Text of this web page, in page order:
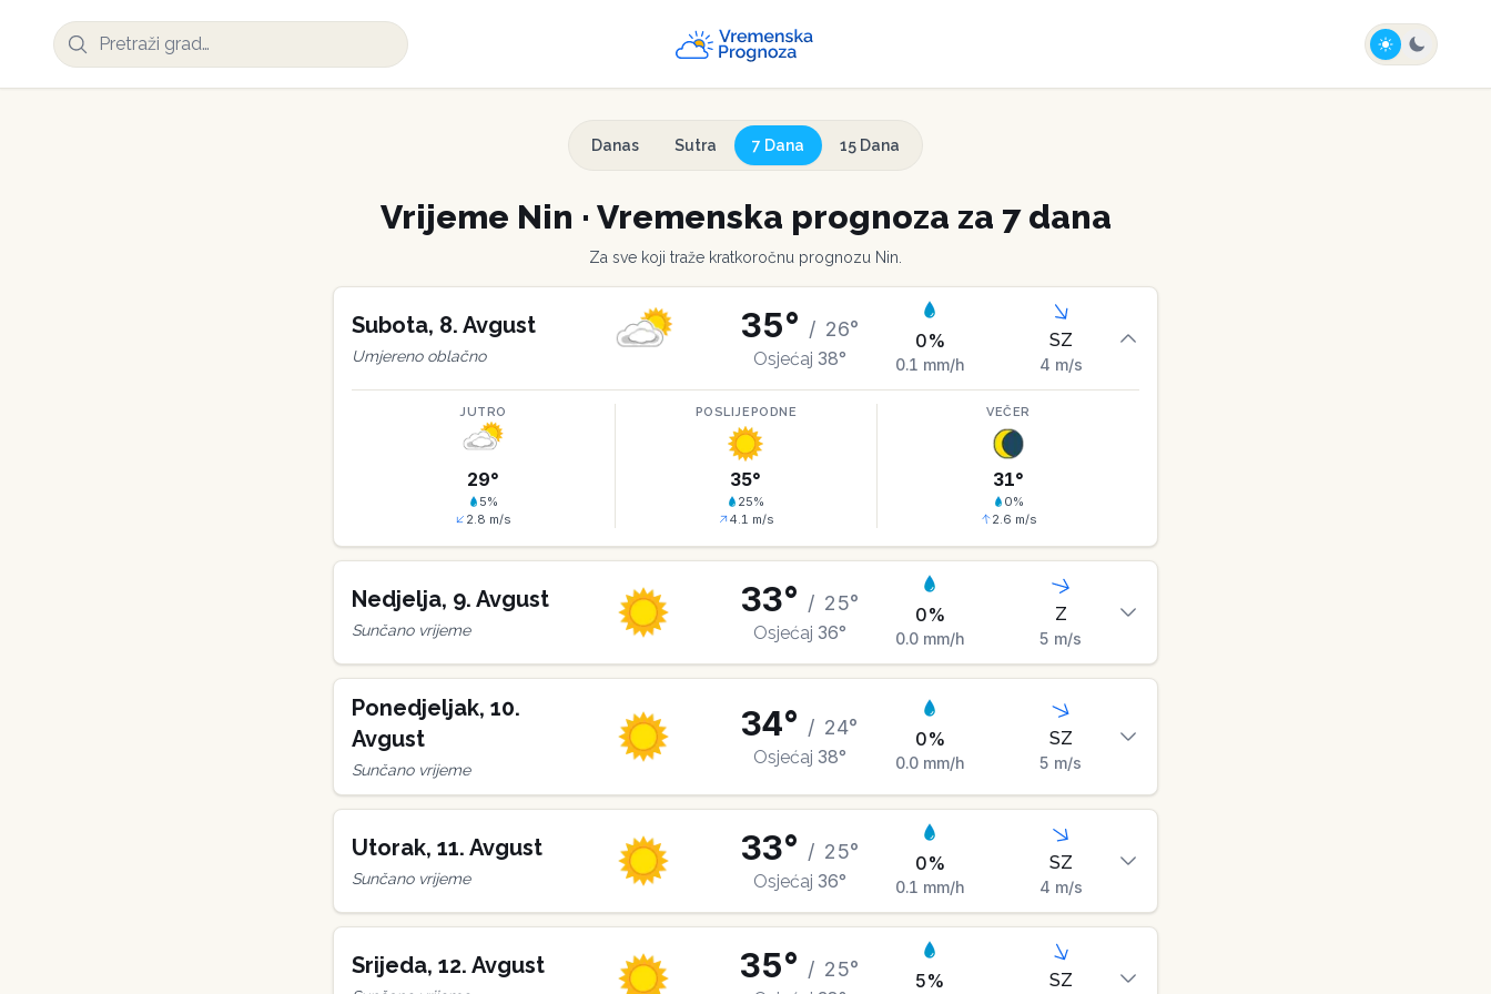
Danas Sutra 7 Dana 15 Dana
Vrijeme Nin · Vremenska prognoza za 7 dana
Za sve koji traže kratkoročnu prognozu Nin
Subota, 8. Avgust
Umjereno oblačno
35° / 26°
Osjećaj 38°
0%
0.1 mm/h
SZ
4 m/s
JUTRO
29°
5%
2.8 m/s
POSLIJEPODNE
35°
25%
4.1 m/s
VEČER
31°
0%
2.6 m/s
Nedjelja, 9. Avgust
Sunčano vrijeme
33° / 25°
Osjećaj 36°
0%
0.0mm/h
Z
5 m/s
Ponedjeljak, 10.
Avgust
Sunčano vrijeme
34° / 24°
Osjećaj 38°
0%
0.0mm/h
SZ
5 m/s
Utorak, 11. Avgust
Sunčano vrijeme
33° / 25°
Osjećaj 36°
0%
0.1 mm/h
SZ
4 m/s
Srijeda, 12. Avgust 35° / 25°
5% SZ